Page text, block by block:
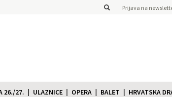
Prijava na
26./27. ULAZNICE OPERA BALET HRVATSKA